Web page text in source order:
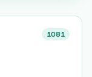
1081